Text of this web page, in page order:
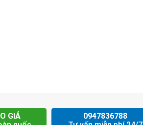
GIÁ
0947836788